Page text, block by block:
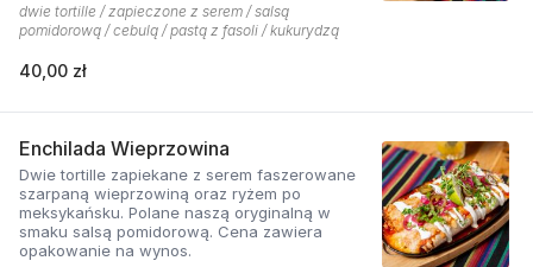
dwie tortille / zapieczone z serem / salsą
pomidorową / cebulą / pastą z fasoli / kukurydzą
40,00 zł
Enchilada Wieprzowina
Dwie tortille zapiekane z serem faszerowane
szarpaną wieprzowiną oraz ryżem po
meksykańsku. Polane naszą oryginalną w
smaku salsą pomidorową. Cena zawiera
opakowanie na wynos.